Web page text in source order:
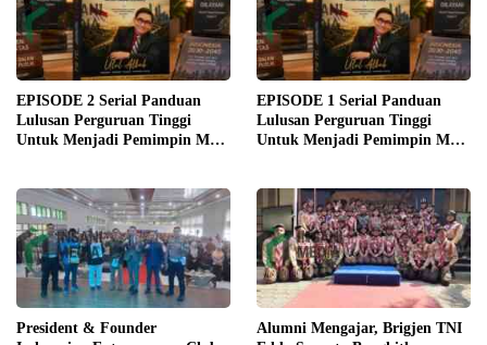
EPISODE 2 Serial Panduan
Lulusan Perguruan Tinggi
Untuk Menjadi Pemimpin Masa
EPISODE 1 Serial Panduan
Lulusan Perguruan Tinggi
Untuk Menjadi Pemimpin Masa
President & Founder
Alumni Mengajar, Brigjen TNI